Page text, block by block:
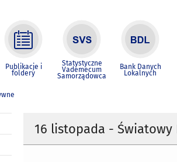
Publikacje i
foldery
Statystyczne
Vademecum
Samorządowca
Bank Danych
Lokalnych
16 listopada - Światowy